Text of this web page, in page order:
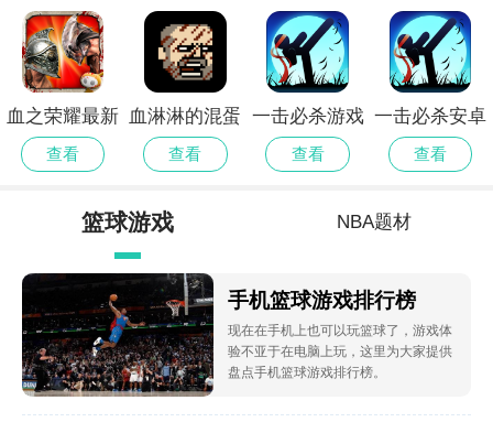
血之荣耀最新
版
查看
血淋淋的混蛋
官方版
查看
一击必杀游戏
查看
一击必杀安卓
版
查看
篮球游戏 NBA题材
手机篮球游戏排行榜
现在在手机上也可以玩篮球了，游戏体
验不亚于在电脑上玩，这里为大家提供
盘点手机篮球游戏排行榜。